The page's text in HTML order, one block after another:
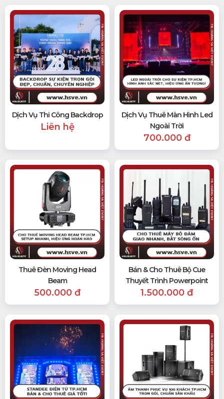
Dịch Vụ Thi Công Backdrop
Liên hệ
Dịch Vụ Thuê Màn Hình Led
Ngoài Trời
700.000 đ
Thuê Đèn Moving Head
Beam
500.000 đ
Bán & Cho Thuê Bộ Cue
Thuyết Trình Powerpoint
1.500.000 đ